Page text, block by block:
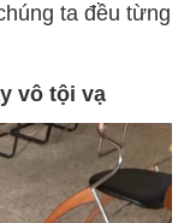
ta đều từng
vô tội vạ